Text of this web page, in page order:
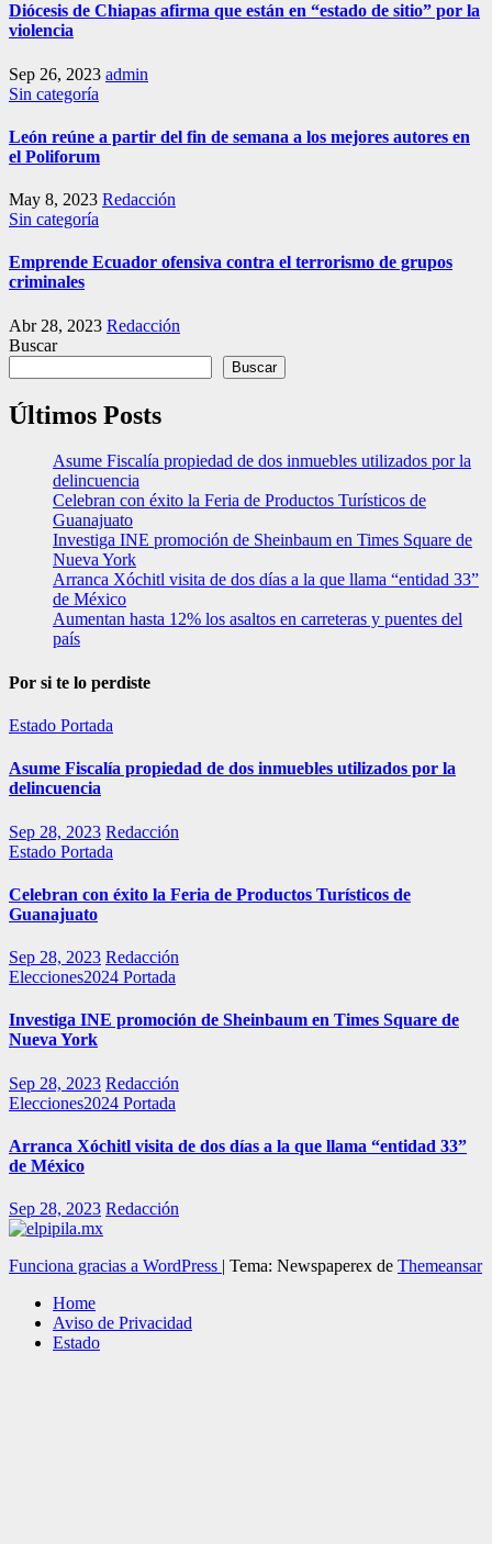
Diócesis de Chiapas afirma que están en “estado de sitio” por la
violencia
Sep 26, 2023 admin
Sin categoría
León reúne a partir del fin de semana a los mejores autores en
el Poliforum
May 8, 2023 Redacción
Sin categoría
Emprende Ecuador ofensiva contra el terrorismo de grupos
criminales
Abr 28, 2023 Redacción
Buscar
Buscar
Últimos Posts
Asume Fiscalía propiedad de dos inmuebles utilizados por la
delincuencia
Celebran con éxito la Feria de Productos Turísticos de
Guanajuato
Investiga INE promoción de Sheinbaum en Times Square de
Nueva York
Arranca Xóchitl visita de dos días a la que llama “entidad 33”
de México
Aumentan hasta 12% los asaltos en carreteras y puentes del
país
Por si te lo perdiste
Estado Portada
Asume Fiscalía propiedad de dos inmuebles utilizados por la
delincuencia
Sep 28, 2023 Redacción
Estado Portada
Celebran con éxito la Feria de Productos Turísticos de
Guanajuato
Sep 28, 2023 Redacción
Elecciones2024 Portada
Investiga INE promoción de Sheinbaum en Times Square de
Nueva York
Sep 28, 2023 Redacción
Elecciones2024 Portada
Arranca Xóchitl visita de dos días a la que llama “entidad 33”
de México
Sep 28, 2023 Redacción
Funciona gracias a WordPress | Tema: Newspaperex de Themeansar
Home
Aviso de Privacidad
Estado